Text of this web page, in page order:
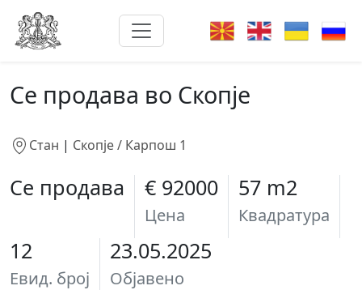
Се продава во Скопје
Стан | Скопје / Карпош 1
Се продава € 92000
Цена
57 m2
Квадратура
12
Евид. број
23.05.2025
Објавено